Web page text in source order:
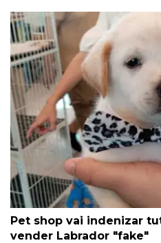
Pet shop vai indenizar
vender Labrador "fake"